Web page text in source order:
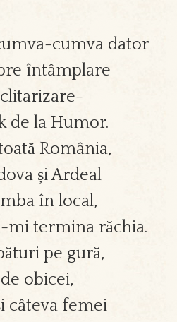
cumva dator
întâmplare
de la Humor.
România,
și Ardeal
în local,
mi termina răchia.
pe gură,
obicei,
câteva femei